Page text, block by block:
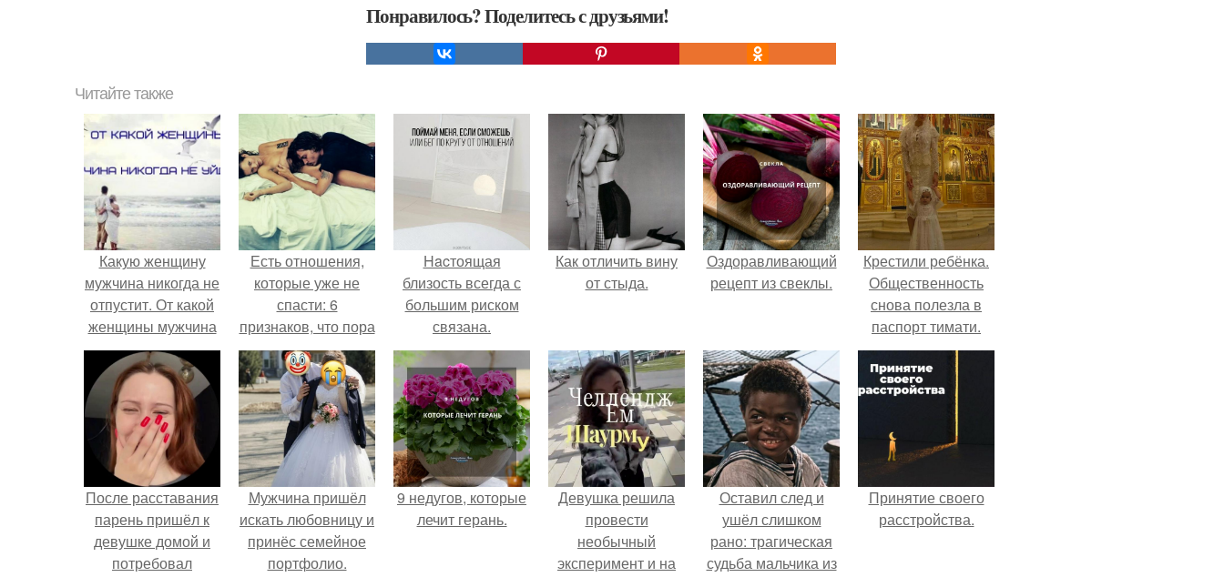
Понравилось? Поделитесь с друзьями!
Читайте также
Какую женщину
мужчина никогда не
отпустит. От какой
женщины мужчина
никогда не уйдет?
Есть отношения,
которые уже не
спасти: 6
признаков, что пора
перестать
бороться.
Hacтоящая
близость всегда с
большим риском
связана.
Как отличить вину
от стыда.
Оздоравливающий
рецепт из свеклы.
Крестили ребёнка.
Общественность
снова полезла в
паспорт тимати.
После расставания
парень пришёл к
девушке домой и
потребовал
Мужчина пришёл
искать любовницу и
принёс семейное
портфолио.
9 недугов, которые
лечит герань.
Девушка решила
провести
необычный
эксперимент и на
Оставил след и
ушёл слишком
рано: трагическая
судьба мальчика из
Принятие своего
расстройства.